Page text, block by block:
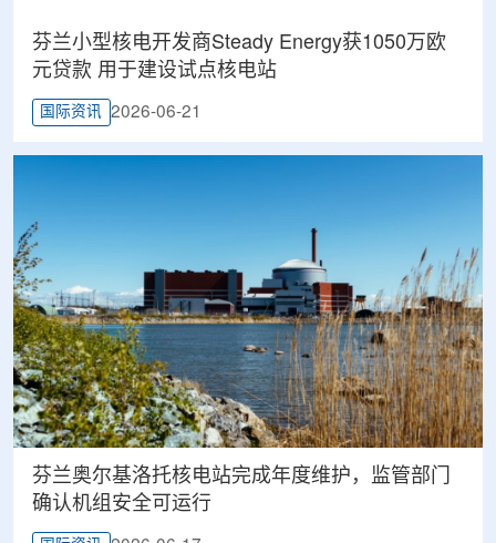
芬兰小型核电开发商Steady Energy获1050万欧
元贷款 用于建设试点核电站
国际资讯 2026-06-21
芬兰奥尔基洛托核电站完成年度维护，监管部门
确认机组安全可运行